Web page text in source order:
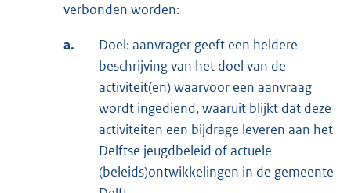
verbonden worden:
a.
Doel: aanvrager geeft een heldere
beschrijving van het doel van de
activiteit(en) waarvoor een aanvraag
wordt ingediend, waaruit blijkt dat deze
activiteiten een bijdrage leveren aan het
Delftse jeugdbeleid of actuele
(beleids)ontwikkelingen in de gemeente